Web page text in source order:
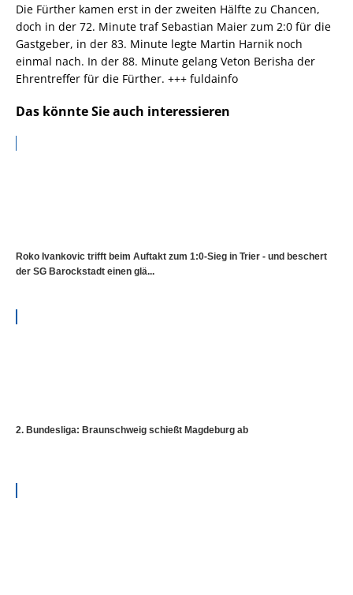
Die Fürther kamen erst in der zweiten Hälfte zu Chancen,
doch in der 72. Minute traf Sebastian Maier zum 2:0 für die
Gastgeber, in der 83. Minute legte Martin Harnik noch
einmal nach. In der 88. Minute gelang Veton Berisha der
Ehrentreffer für die Fürther. +++ fuldainfo
Das könnte Sie auch interessieren
Roko Ivankovic trifft beim Auftakt zum 1:0-Sieg in Trier - und beschert
der SG Barockstadt einen glä...
2. Bundesliga: Braunschweig schießt Magdeburg ab